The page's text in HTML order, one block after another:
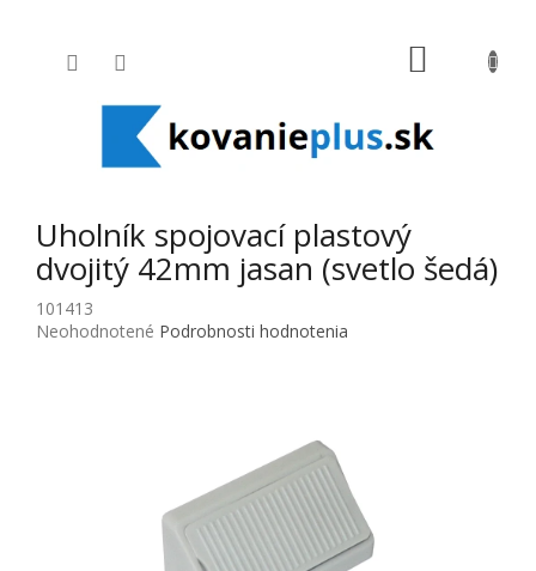
Uholník spojovací plastový
dvojitý 42mm jasan (svetlo šedá)
101413
Priemerné hodnotenie produktu je 0,0 z 5 hviezdičiek.
Neohodnotené Podrobnosti hodnotenia